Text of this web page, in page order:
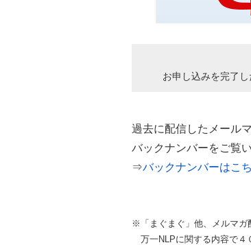
お申し込みを完了
過去に配信したメール
バックナンバーをご覧
⇒バックナンバーはこ
※「まぐまぐ」他、メルマガ
万一NLPに関する内容で４